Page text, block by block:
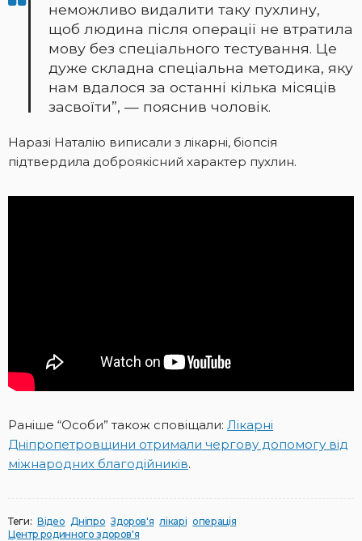
неможливо видалити таку пухлину,
щоб людина після операції не втратила
мову без спеціального тестування. Це
дуже складна спеціальна методика, яку
нам вдалося за останні кілька місяців
засвоїти”, — пояснив чоловік.
Наразі Наталію виписали з лікарні, біопсія
підтвердила доброякісний характер пухлин.
Раніше “Особи” також сповіщали: Лікарні
Дніпропетровщини отримали чергову допомогу від
міжнародних благодійників.
Теги: Відео Дніпро Здоров'я лікарі операція
Центр родинного здоров'я